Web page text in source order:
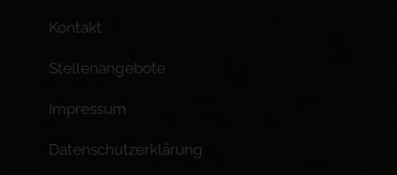
Kontakt
Stellenangebote
Impressum
Datenschutzerklärung